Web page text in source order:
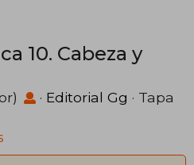
10. Cabeza y
· Editorial Gg · Tapa